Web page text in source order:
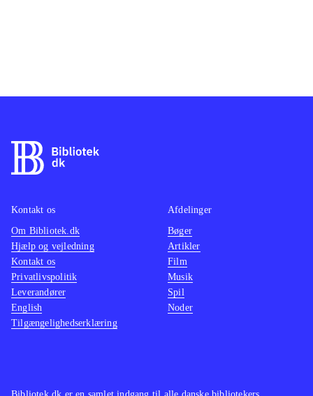
Kontakt os
Om Bibliotek.dk
Hjælp og vejledning
Kontakt os
Privatlivspolitik
Leverandører
English
Tilgængelighedserklæring
Afdelinger
Bøger
Artikler
Film
Musik
Spil
Noder